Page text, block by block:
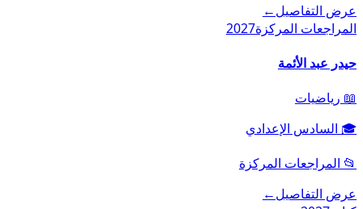
عرض التفاصيل←
المراجعات المركزة2027
حيدر عبد الأئمة
📖 رياضيات
🎓 السادس الإعدادي
📂 المراجعات المركزة
عرض التفاصيل←